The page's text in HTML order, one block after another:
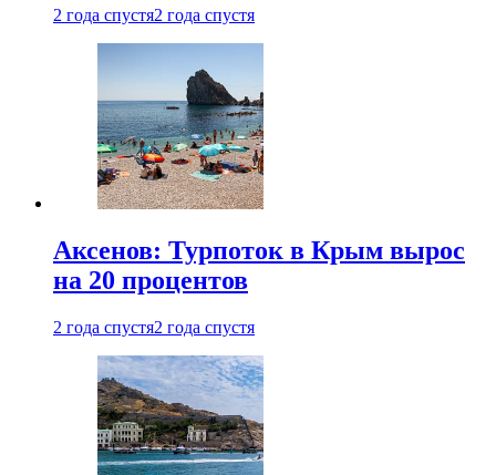
2 года спустя2 года спустя
Аксенов: Турпоток в Крым вырос
на 20 процентов
2 года спустя2 года спустя